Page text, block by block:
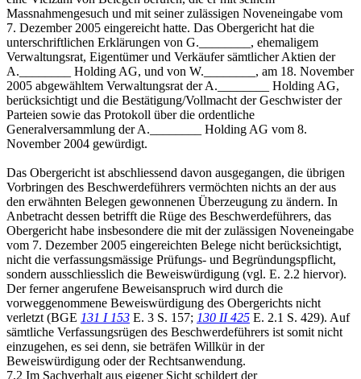
Massnahmengesuch und mit seiner zulässigen Noveneingabe vom
7. Dezember 2005 eingereicht hatte. Das Obergericht hat die
unterschriftlichen Erklärungen von G.________, ehemaligem
Verwaltungsrat, Eigentümer und Verkäufer sämtlicher Aktien der
A.________ Holding AG, und von W.________, am 18. November
2005 abgewähltem Verwaltungsrat der A.________ Holding AG,
berücksichtigt und die Bestätigung/Vollmacht der Geschwister der
Parteien sowie das Protokoll über die ordentliche
Generalversammlung der A.________ Holding AG vom 8.
November 2004 gewürdigt.
Das Obergericht ist abschliessend davon ausgegangen, die übrigen
Vorbringen des Beschwerdeführers vermöchten nichts an der aus
den erwähnten Belegen gewonnenen Überzeugung zu ändern. In
Anbetracht dessen betrifft die Rüge des Beschwerdeführers, das
Obergericht habe insbesondere die mit der zulässigen Noveneingabe
vom 7. Dezember 2005 eingereichten Belege nicht berücksichtigt,
nicht die verfassungsmässige Prüfungs- und Begründungspflicht,
sondern ausschliesslich die Beweiswürdigung (vgl. E. 2.2 hiervor).
Der ferner angerufene Beweisanspruch wird durch die
vorweggenommene Beweiswürdigung des Obergerichts nicht
verletzt (BGE 131 I 153 E. 3 S. 157; 130 II 425 E. 2.1 S. 429). Auf
sämtliche Verfassungsrügen des Beschwerdeführers ist somit nicht
einzugehen, es sei denn, sie beträfen Willkür in der
Beweiswürdigung oder der Rechtsanwendung.
7.2 Im Sachverhalt aus eigener Sicht schildert der